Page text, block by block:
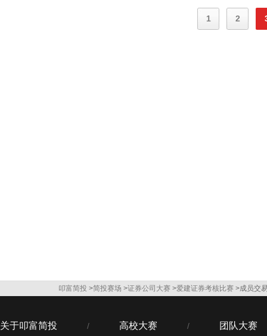
1 2
叩富简投 >简投赛场 >证券公司大赛 >爱建证券考核比赛 >成员交
关于叩富简投 / 高校大赛 / 团队大赛